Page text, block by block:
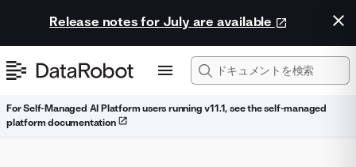
Release notes for July are available
For Self-Managed AI Platform users running v11.1, see the self-managed
platform documentation